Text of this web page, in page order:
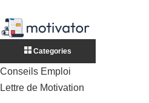
Categories
Conseils Emploi
Lettre de Motivation